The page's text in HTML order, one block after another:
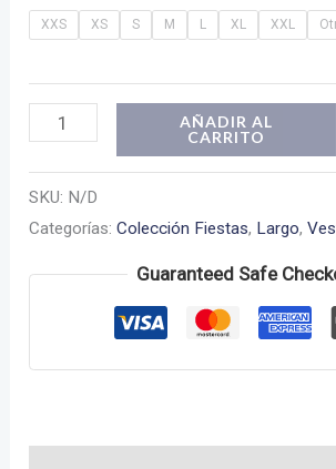
XXS XS S M L XL XXL
Vestido
cantidad
AÑADIR AL
CARRITO
SKU: N/D
Categorías:Colección Fiestas, Largo,
Guaranteed Safe